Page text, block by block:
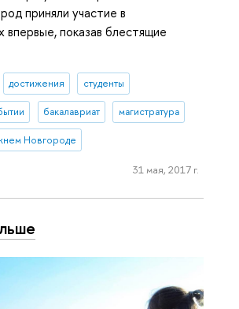
приняли участие в
впервые, показав блестящие
достижения студенты
бакалавриат магистратура
Новгороде
31 мая, 2017 г.